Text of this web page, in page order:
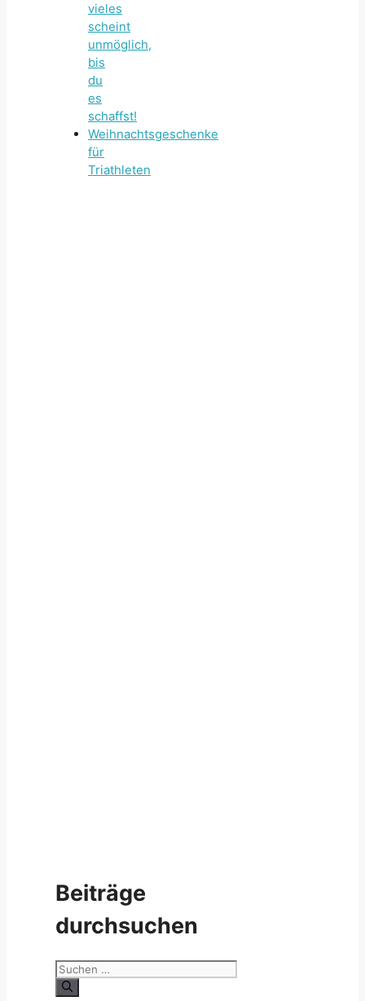
vieles
scheint
unmöglich,
bis
du
es
schaffst!
Weihnachtsgeschenke
für
Triathleten
Beiträge
durchsuchen
Suche
nach: